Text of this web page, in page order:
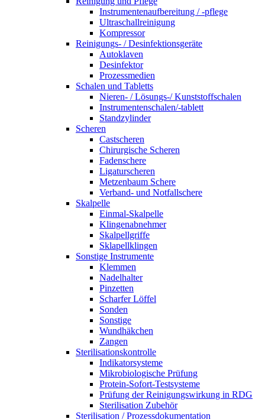
Instrumentenaufbereitung / -pflege
Ultraschallreinigung
Kompressor
Reinigungs- / Desinfektionsgeräte
Autoklaven
Desinfektor
Prozessmedien
Schalen und Tabletts
Nieren- / Lösungs-/ Kunststoffschalen
Instrumentenschalen/-tablett
Standzylinder
Scheren
Castscheren
Chirurgische Scheren
Fadenschere
Ligaturscheren
Metzenbaum Schere
Verband- und Notfallschere
Skalpelle
Einmal-Skalpelle
Klingenabnehmer
Skalpellgriffe
Sklapellklingen
Sonstige Instrumente
Klemmen
Nadelhalter
Pinzetten
Scharfer Löffel
Sonden
Sonstige
Wundhäkchen
Zangen
Sterilisationskontrolle
Indikatorsysteme
Mikrobiologische Prüfung
Protein-Sofort-Testsysteme
Prüfung der Reinigungswirkung in RDG
Sterilisation Zubehör
Sterilisation / Prozessdokumentation